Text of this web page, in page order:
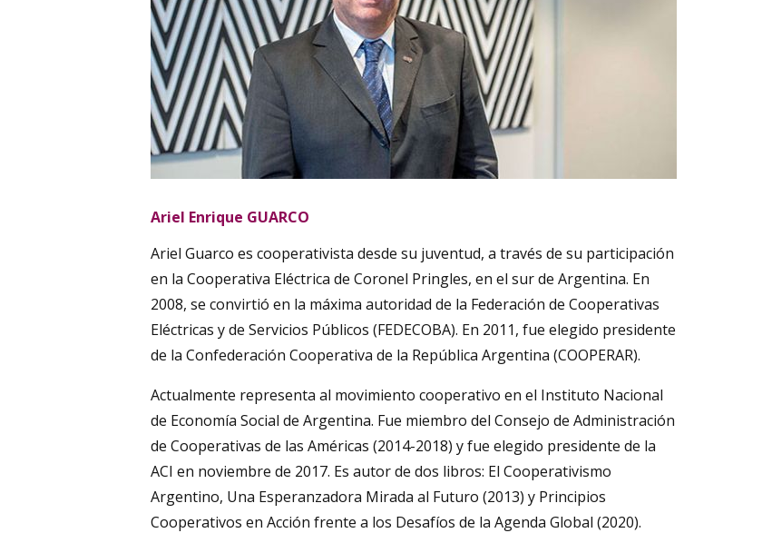
Ariel Enrique GUARCO
Ariel Guarco es cooperativista desde su juventud, a través de su participación
en la Cooperativa Eléctrica de Coronel Pringles, en el sur de Argentina. En
2008, se convirtió en la máxima autoridad de la Federación de Cooperativas
Eléctricas y de Servicios Públicos (FEDECOBA). En 2011, fue elegido presidente
de la Confederación Cooperativa de la República Argentina (COOPERAR).
Actualmente representa al movimiento cooperativo en el Instituto Nacional
de Economía Social de Argentina. Fue miembro del Consejo de Administración
de Cooperativas de las Américas (2014-2018) y fue elegido presidente de la
ACI en noviembre de 2017. Es autor de dos libros: El Cooperativismo
Argentino, Una Esperanzadora Mirada al Futuro (2013) y Principios
Cooperativos en Acción frente a los Desafíos de la Agenda Global (2020).